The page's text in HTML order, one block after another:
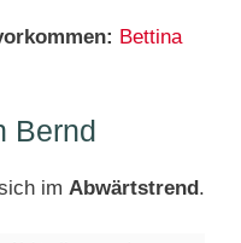
Bettina
Bernd
im Abwärtstrend.